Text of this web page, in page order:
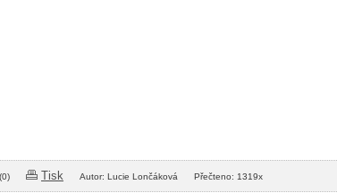
(0) Tisk Autor: Lucie Lončáková Přečteno: 1319x